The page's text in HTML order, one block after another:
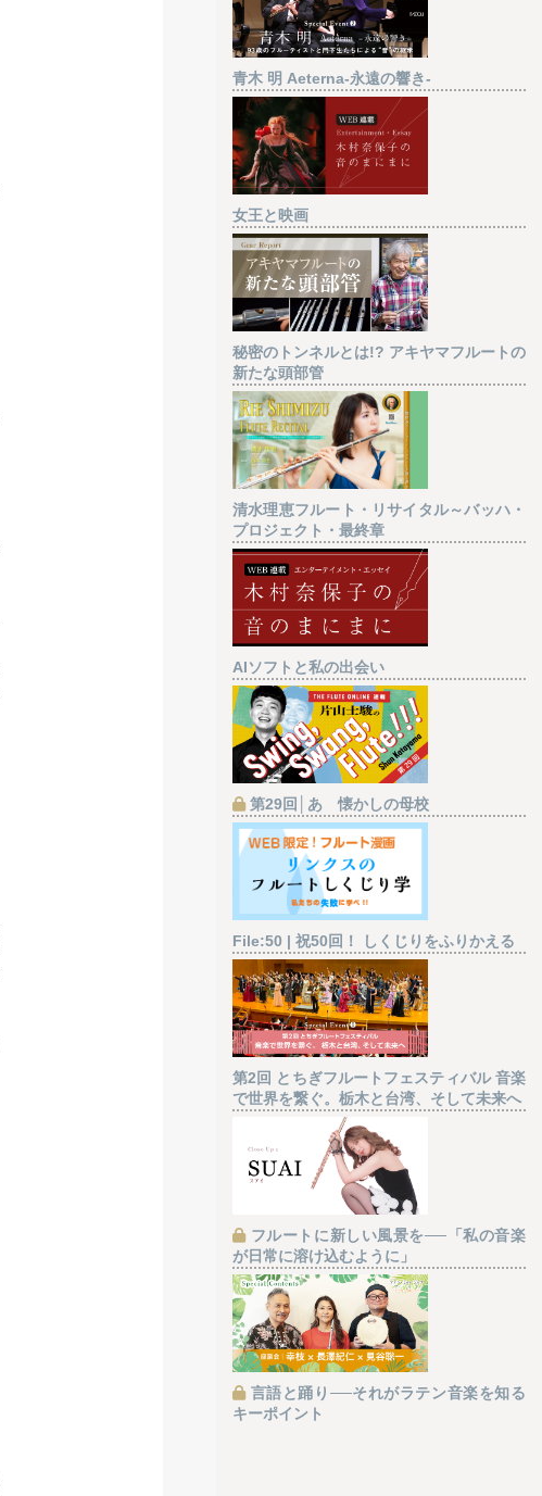
青木 明 Aeterna-永遠の響き-
女王と映画
秘密のトンネルとは!? アキヤマフルートの
新たな頭部管
清水理恵フルート・リサイタル～バッハ・
プロジェクト・最終章
AIソフトと私の出会い
第29回│あゝ懐かしの母校
File:50 | 祝50回！ しくじりをふりかえる
第2回 とちぎフルートフェスティバル 音楽
で世界を繋ぐ。栃木と台湾、そして未来へ
フルートに新しい風景を──「私の音楽
が日常に溶け込むように」
言語と踊り──それがラテン音楽を知る
キーポイント